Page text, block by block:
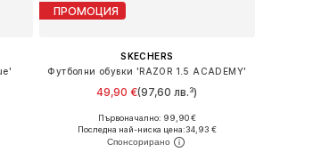
ПРОМОЦИЯ
SKECHERS
Футболни обувки 'RAZOR 1.5 ACADEMY'
49,90 €(97,60 лв.³)
Налични размери: 41, 42, 43, 44, 45, 46
Добави в кошницата
Първоначално: 99,90 €
Последна най-ниска цена:34,93 €